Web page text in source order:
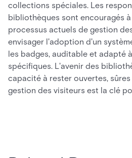
collections spéciales. Les
bibliothèques sont encouragés
processus actuels de gestion
envisager l'adoption d'un
les badges, auditable et adapté
spécifiques. L'avenir des
capacité à rester ouvertes,
gestion des visiteurs est la clé